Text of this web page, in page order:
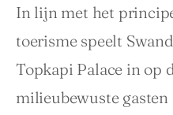
In lijn met het
toerisme speelt
Topkapi Palace in op
milieubewuste